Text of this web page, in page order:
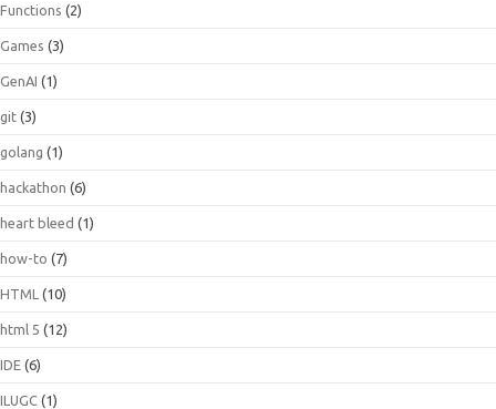
Functions (2)
Games (3)
GenAI (1)
git (3)
golang (1)
hackathon (6)
heart bleed (1)
how-to (7)
HTML (10)
html 5 (12)
IDE (6)
ILUGC (1)